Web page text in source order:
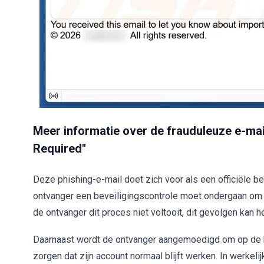
Meer informatie over de frauduleuze e-
Required"
Deze phishing-e-mail doet zich voor als een officiële
ontvanger een beveiligingscontrole moet ondergaan
de ontvanger dit proces niet voltooit, dit gevolgen kan
Daarnaast wordt de ontvanger aangemoedigd om op
zorgen dat zijn account normaal blijft werken. In